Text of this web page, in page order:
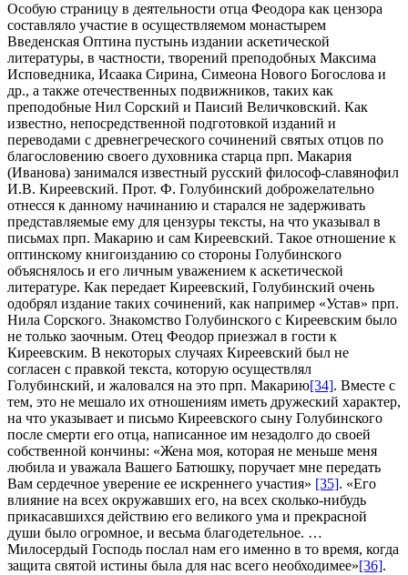
Особую страницу в деятельности отца Феодора как цензора
составляло участие в осуществляемом монастырем
Введенская Оптина пустынь издании аскетической
литературы, в частности, творений преподобных Максима
Исповедника, Исаака Сирина, Симеона Нового Богослова и
др., а также отечественных подвижников, таких как
преподобные Нил Сорский и Паисий Величковский. Как
известно, непосредственной подготовкой изданий и
переводами с древнегреческого сочинений святых отцов по
благословению своего духовника старца прп. Макария
(Иванова) занимался известный русский философ-славянофил
И.В. Киреевский. Прот. Ф. Голубинский доброжелательно
отнесся к данному начинанию и старался не задерживать
представляемые ему для цензуры тексты, на что указывал в
письмах прп. Макарию и сам Киреевский. Такое отношение к
оптинскому книгоизданию со стороны Голубинского
объяснялось и его личным уважением к аскетической
литературе. Как передает Киреевский, Голубинский очень
одобрял издание таких сочинений, как например «Устав» прп.
Нила Сорского. Знакомство Голубинского с Киреевским было
не только заочным. Отец Феодор приезжал в гости к
Киреевским. В некоторых случаях Киреевский был не
согласен с правкой текста, которую осуществлял
Голубинский, и жаловался на это прп. Макарию[34]. Вместе с
тем, это не мешало их отношениям иметь дружеский характер,
на что указывает и письмо Киреевского сыну Голубинского
после смерти его отца, написанное им незадолго до своей
собственной кончины: «Жена моя, которая не меньше меня
любила и уважала Вашего Батюшку, поручает мне передать
Вам сердечное уверение ее искреннего участия» [35]. «Его
влияние на всех окружавших его, на всех сколько-нибудь
прикасавшихся действию его великого ума и прекрасной
души было огромное, и весьма благодетельное. …
Милосердый Господь послал нам его именно в то время, когда
защита святой истины была для нас всего необходимее»[36].